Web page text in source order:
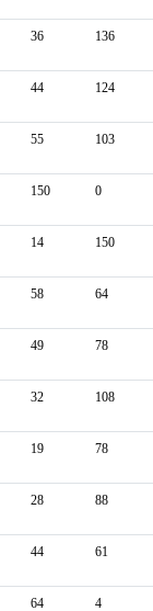
36 136
44 124
55 103
150 0
14 150
58 64
49 78
32 108
19 78
28 88
44 61
64 4